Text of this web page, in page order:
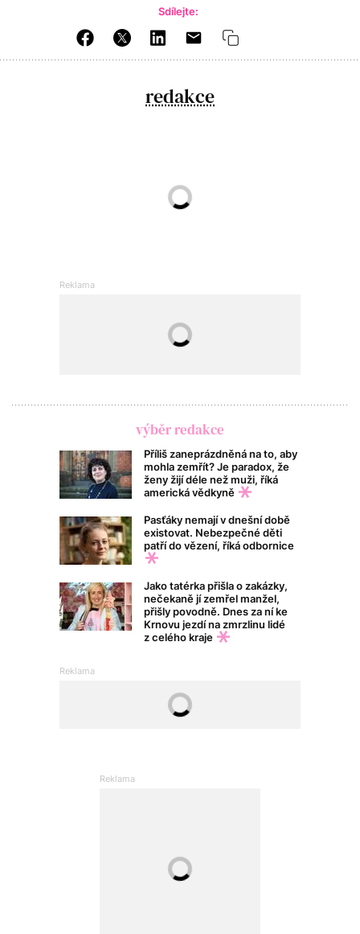
Sdílejte:
redakce
výběr redakce
Příliš zaneprázdněná na to, aby
mohla zemřít? Je paradox, že
ženy žijí déle než muži, říká
americká vědkyně
Pasťáky nemají v dnešní době
existovat. Nebezpečné děti
patří do vězení, říká odbornice
Jako tatérka přišla o zakázky,
nečekaně jí zemřel manžel,
přišly povodně. Dnes za ní ke
Krnovu jezdí na zmrzlinu lidé
z celého kraje